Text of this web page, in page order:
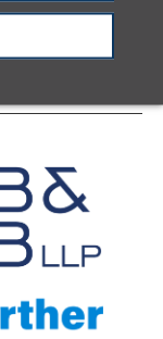
YouTube